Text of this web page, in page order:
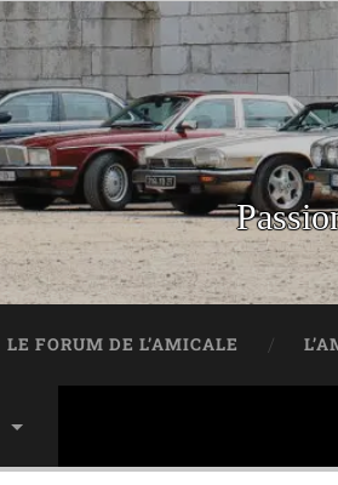
LE FORUM DE L’AMICALE